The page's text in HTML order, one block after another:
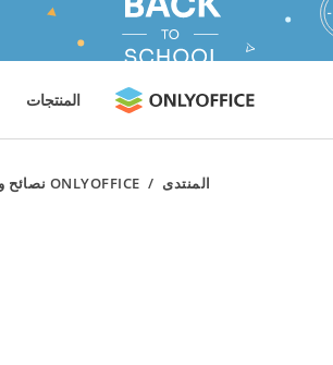
المنتجات
المنتدى / ONLYOFFICE نصائح وحيل